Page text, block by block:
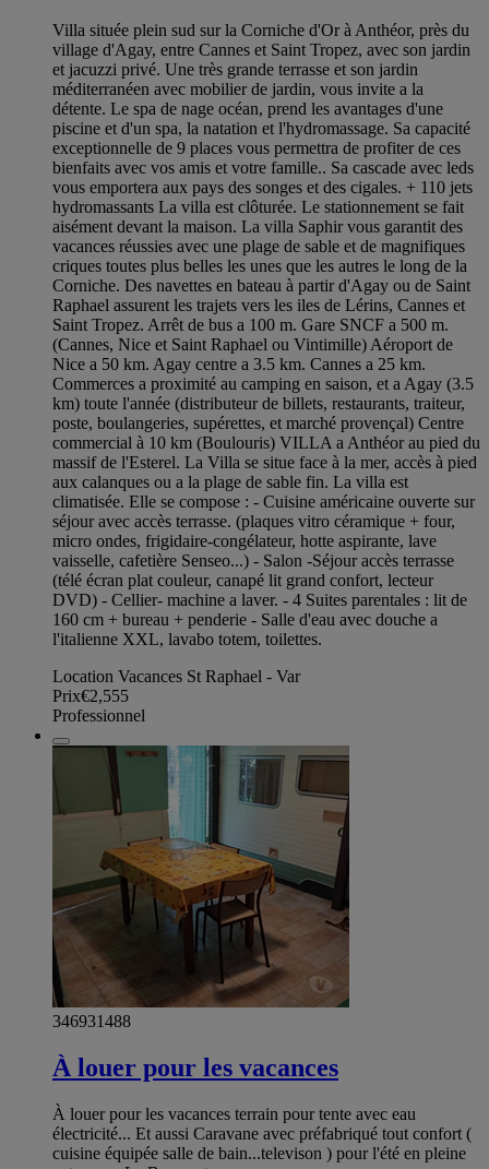
Villa située plein sud sur la Corniche d'Or à Anthéor, près du
village d'Agay, entre Cannes et Saint Tropez, avec son jardin
et jacuzzi privé. Une très grande terrasse et son jardin
méditerranéen avec mobilier de jardin, vous invite a la
détente. Le spa de nage océan, prend les avantages d'une
piscine et d'un spa, la natation et l'hydromassage. Sa capacité
exceptionnelle de 9 places vous permettra de profiter de ces
bienfaits avec vos amis et votre famille.. Sa cascade avec leds
vous emportera aux pays des songes et des cigales. + 110 jets
hydromassants La villa est clôturée. Le stationnement se fait
aisément devant la maison. La villa Saphir vous garantit des
vacances réussies avec une plage de sable et de magnifiques
criques toutes plus belles les unes que les autres le long de la
Corniche. Des navettes en bateau à partir d'Agay ou de Saint
Raphael assurent les trajets vers les iles de Lérins, Cannes et
Saint Tropez. Arrêt de bus a 100 m. Gare SNCF a 500 m.
(Cannes, Nice et Saint Raphael ou Vintimille) Aéroport de
Nice a 50 km. Agay centre a 3.5 km. Cannes a 25 km.
Commerces a proximité au camping en saison, et a Agay (3.5
km) toute l'année (distributeur de billets, restaurants, traiteur,
poste, boulangeries, supérettes, et marché provençal) Centre
commercial à 10 km (Boulouris) VILLA a Anthéor au pied du
massif de l'Esterel. La Villa se situe face à la mer, accès à pied
aux calanques ou a la plage de sable fin. La villa est
climatisée. Elle se compose : - Cuisine américaine ouverte sur
séjour avec accès terrasse. (plaques vitro céramique + four,
micro ondes, frigidaire-congélateur, hotte aspirante, lave
vaisselle, cafetière Senseo...) - Salon -Séjour accès terrasse
(télé écran plat couleur, canapé lit grand confort, lecteur
DVD) - Cellier- machine a laver. - 4 Suites parentales : lit de
160 cm + bureau + penderie - Salle d'eau avec douche a
l'italienne XXL, lavabo totem, toilettes.
Location Vacances St Raphael - Var
Prix€2,555
Professionnel
346931488
À louer pour les vacances
À louer pour les vacances terrain pour tente avec eau
électricité... Et aussi Caravane avec préfabriqué tout confort (
cuisine équipée salle de bain...televison ) pour l'été en pleine